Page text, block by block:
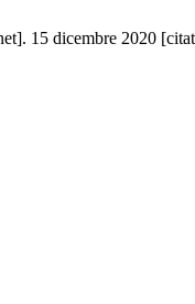
15 dicembre 2020